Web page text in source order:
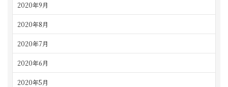
2020年9月
2020年8月
2020年7月
2020年6月
2020年5月